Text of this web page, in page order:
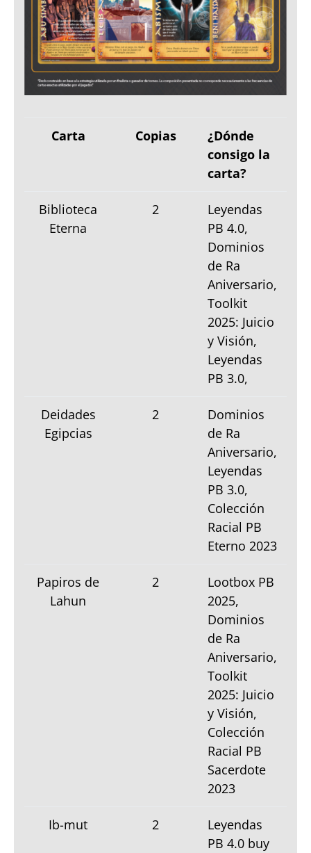
Carta Copias
¿Dónde
consigo la
carta?
Biblioteca
Eterna
2
Leyendas
PB 4.0,
Dominios
de Ra
Aniversario,
Toolkit
2025: Juicio
y Visión,
Leyendas
PB 3.0,
Deidades
Egipcias
2
Dominios
de Ra
Aniversario,
Leyendas
PB 3.0,
Colección
Racial PB
Eterno 2023
Papiros de
Lahun
2
Lootbox PB
2025,
Dominios
de Ra
Aniversario,
Toolkit
2025: Juicio
y Visión,
Colección
Racial PB
Sacerdote
2023
Ib-mut 2
Leyendas
PB 4.0 buy